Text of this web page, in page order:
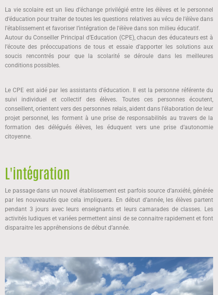
La vie scolaire est un lieu d’échange privilégié entre les élèves et le personnel
d’éducation pour traiter de toutes les questions relatives au vécu de l’élève dans
l’établissement et favoriser l’intégration de l’élève dans son milieu éducatif.
Autour du Conseiller Principal d’Education (CPE), chacun des éducateurs est à
l’écoute des préoccupations de tous et essaie d’apporter les solutions aux
soucis rencontrés pour que la scolarité se déroule dans les meilleures
conditions possibles.
Le CPE est aidé par les assistants d’éducation. Il est la personne référente du
suivi individuel et collectif des élèves. Toutes ces personnes écoutent,
conseillent, orientent vers des personnes relais, aident dans l’élaboration de leur
projet personnel, les forment à une prise de responsabilités au travers de la
formation des délégués élèves, les éduquent vers une prise d’autonomie
citoyenne.
L'intégration
Le passage dans un nouvel établissement est parfois source d’anxiété, générée
par les nouveautés que cela impliquera. En début d’année, les élèves partent
pendant 3 jours avec leurs enseignants et leurs camarades de classes. Les
activités ludiques et variées permettent ainsi de se connaitre rapidement et font
disparaitre les appréhensions de début d’année.